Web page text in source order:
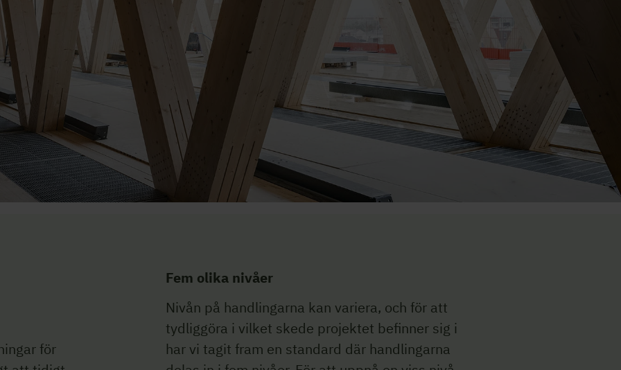
för
Fem olika nivåer
Nivån på handlingarna kan variera, och för att
tydliggöra i vilket skede projektet befinner sig i
har vi tagit fram en standard där handlingarna